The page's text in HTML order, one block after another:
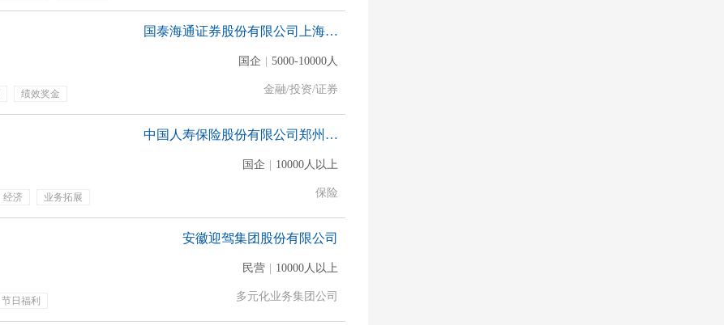
绩效奖金
国泰海通证券股份有限公司上海分公司
国企 5000-10000人
金融/投资/证券
经济
业务拓展
专业培训
年终奖金
中国人寿保险股份有限公司郑州市分公司
国企 10000人以上
保险
节日福利
安徽迎驾集团股份有限公司
民营 10000人以上
多元化业务集团公司